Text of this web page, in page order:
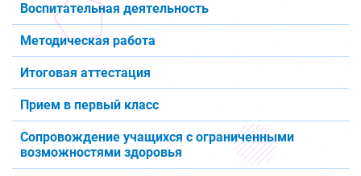
Воспитательная деятельность
Методическая работа
Итоговая аттестация
Прием в первый класс
Сопровождение учащихся с ограниченными
возможностями здоровья